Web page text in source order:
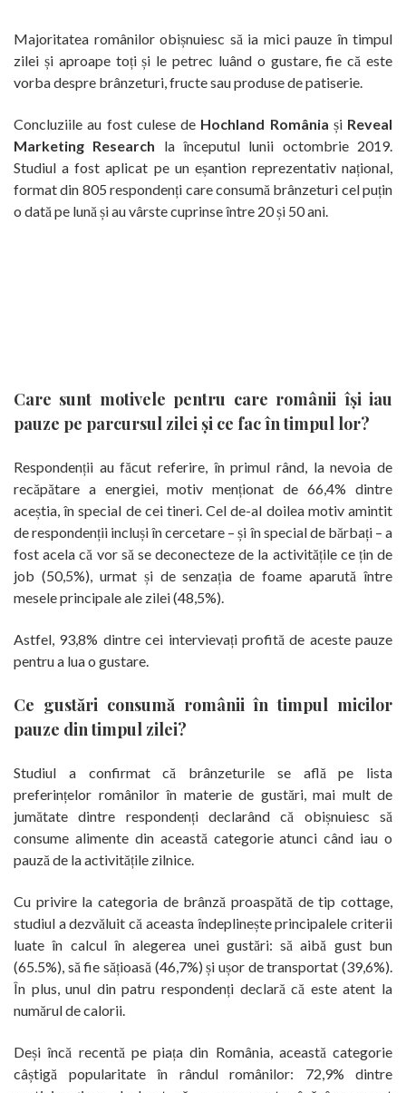
Majoritatea românilor obișnuiesc să ia mici pauze în timpul
zilei și aproape toți și le petrec luând o gustare, fie că este
vorba despre brânzeturi, fructe sau produse de patiserie.
Concluziile au fost culese de Hochland România și Reveal
Marketing Research la începutul lunii octombrie 2019.
Studiul a fost aplicat pe un eșantion reprezentativ național,
format din 805 respondenți care consumă brânzeturi cel puțin
o dată pe lună și au vârste cuprinse între 20 și 50 ani.
Care sunt motivele pentru care românii își iau
pauze pe parcursul zilei și ce fac în timpul lor?
Respondenții au făcut referire, în primul rând, la nevoia de
recăpătare a energiei, motiv menționat de 66,4% dintre
aceștia, în special de cei tineri. Cel de-al doilea motiv amintit
de respondenții incluși în cercetare – și în special de bărbați – a
fost acela că vor să se deconecteze de la activitățile ce țin de
job (50,5%), urmat și de senzația de foame aparută între
mesele principale ale zilei (48,5%).
Astfel, 93,8% dintre cei intervievați profită de aceste pauze
pentru a lua o gustare.
Ce gustări consumă românii în timpul micilor
pauze din timpul zilei?
Studiul a confirmat că brânzeturile se află pe lista
preferințelor românilor în materie de gustări, mai mult de
jumătate dintre respondenți declarând că obișnuiesc să
consume alimente din această categorie atunci când iau o
pauză de la activitățile zilnice.
Cu privire la categoria de brânză proaspătă de tip cottage,
studiul a dezvăluit că aceasta îndeplinește principalele criterii
luate în calcul în alegerea unei gustări: să aibă gust bun
(65.5%), să fie sățioasă (46,7%) și ușor de transportat (39,6%).
În plus, unul din patru respondenți declară că este atent la
numărul de calorii.
Deși încă recentă pe piața din România, această categorie
câștigă popularitate în rândul românilor: 72,9% dintre